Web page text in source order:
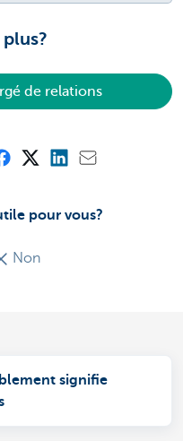
de relations
pour vous?
Non
signifie